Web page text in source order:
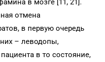
в мозге [11, 21].
отмена
в первую очередь
– леводопы,
в то состояние,